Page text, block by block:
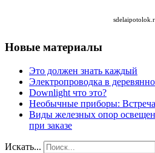
Новые материалы
Это должен знать каждый
Электропроводка в
Downlight что это?
Необычные приборы:
Виды железных опор
при заказе
Искать...